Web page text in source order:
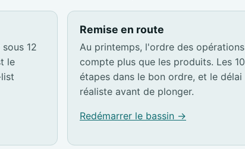
12
le
Remise en route
Au printemps, l'ordre des opérations
compte plus que les produits. Les 10
étapes dans le bon ordre, et le délai
réaliste avant de plonger.
Redémarrer le bassin →